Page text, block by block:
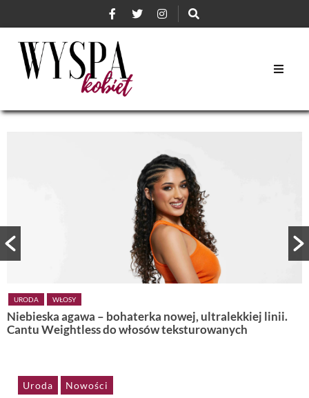
URODA WŁOSY
Niebieska agawa – bohaterka nowej, ultralekkiej linii.
Cantu Weightless do włosów teksturowanych
Uroda Nowości